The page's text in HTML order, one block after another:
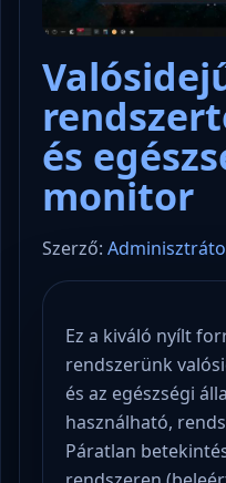
és
monitor
Szerző:
Ez a kiváló nyílt
rendszerünk
és az egészségi
használható,
Páratlan